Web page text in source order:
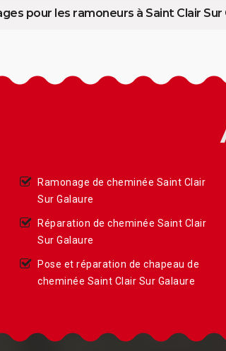
pour les ramoneurs à Saint Clair
Ramonage de cheminée Saint Clair
Sur Galaure
Réparation de cheminée Saint Clair
Sur Galaure
Pose et réparation de chapeau de
cheminée Saint Clair Sur Galaure